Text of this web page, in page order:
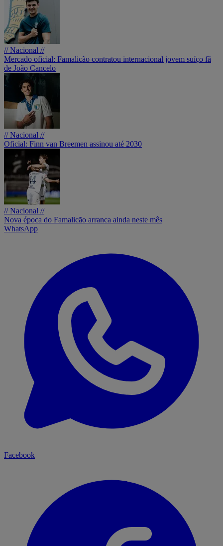
// Nacional //
Mercado oficial: Famalicão contratou internacional jovem suíço fã
de João Cancelo
// Nacional //
Oficial: Finn van Breemen assinou até 2030
// Nacional //
Nova época do Famalicão arranca ainda neste mês
WhatsApp
Facebook